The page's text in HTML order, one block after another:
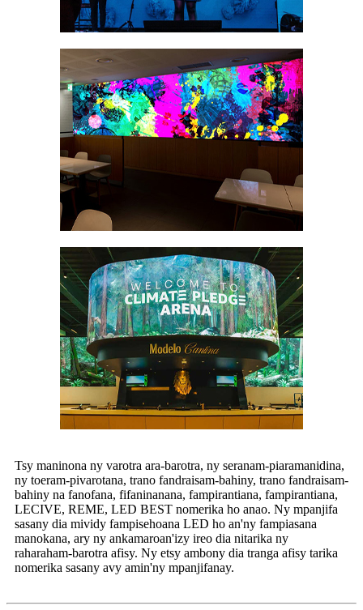
Tsy maninona ny varotra ara-barotra, ny seranam-piaramanidina,
ny toeram-pivarotana, trano fandraisam-bahiny, trano fandraisam-
bahiny na fanofana, fifaninanana, fampirantiana, fampirantiana,
LECIVE, REME, LED BEST nomerika ho anao. Ny mpanjifa
sasany dia mividy fampisehoana LED ho an'ny fampiasana
manokana, ary ny ankamaroan'izy ireo dia nitarika ny
raharaham-barotra afisy. Ny etsy ambony dia tranga afisy tarika
nomerika sasany avy amin'ny mpanjifanay.